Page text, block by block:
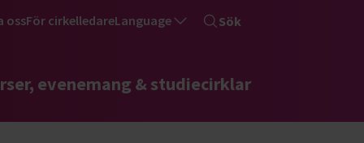
ossFör cirkelledareLanguage Sök
evenemang & studiecirklar